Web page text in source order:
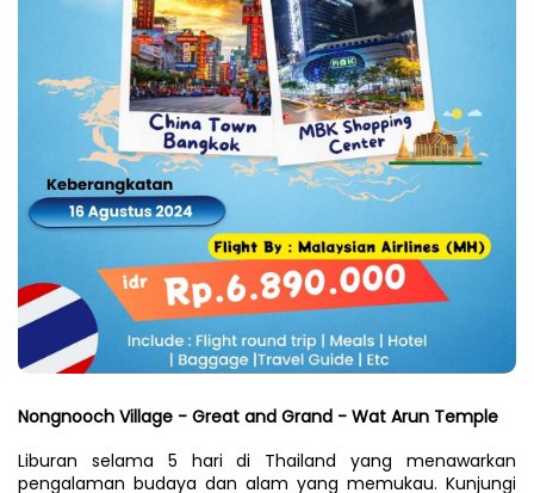
Nongnooch Village - Great and Grand - Wat Arun Temple
Liburan selama 5 hari di Thailand yang menawarkan
pengalaman budaya dan alam yang memukau. Kunjungi